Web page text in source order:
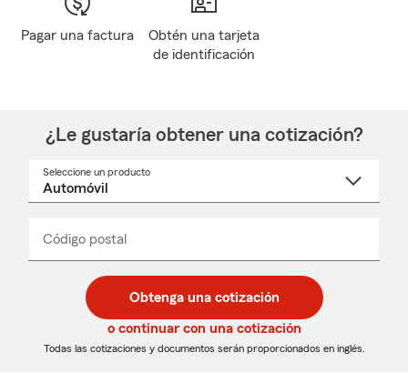
Pagar una factura
Obtén una tarjeta
de identificación
¿Le gustaría obtener una cotización?
Seleccione un producto
desplegable
Código postal
de
5
dígitos
de
5
dígitos
_____
Obtenga una cotización
o continuar con una cotización
Todas las cotizaciones y documentos serán proporcionados en inglés.